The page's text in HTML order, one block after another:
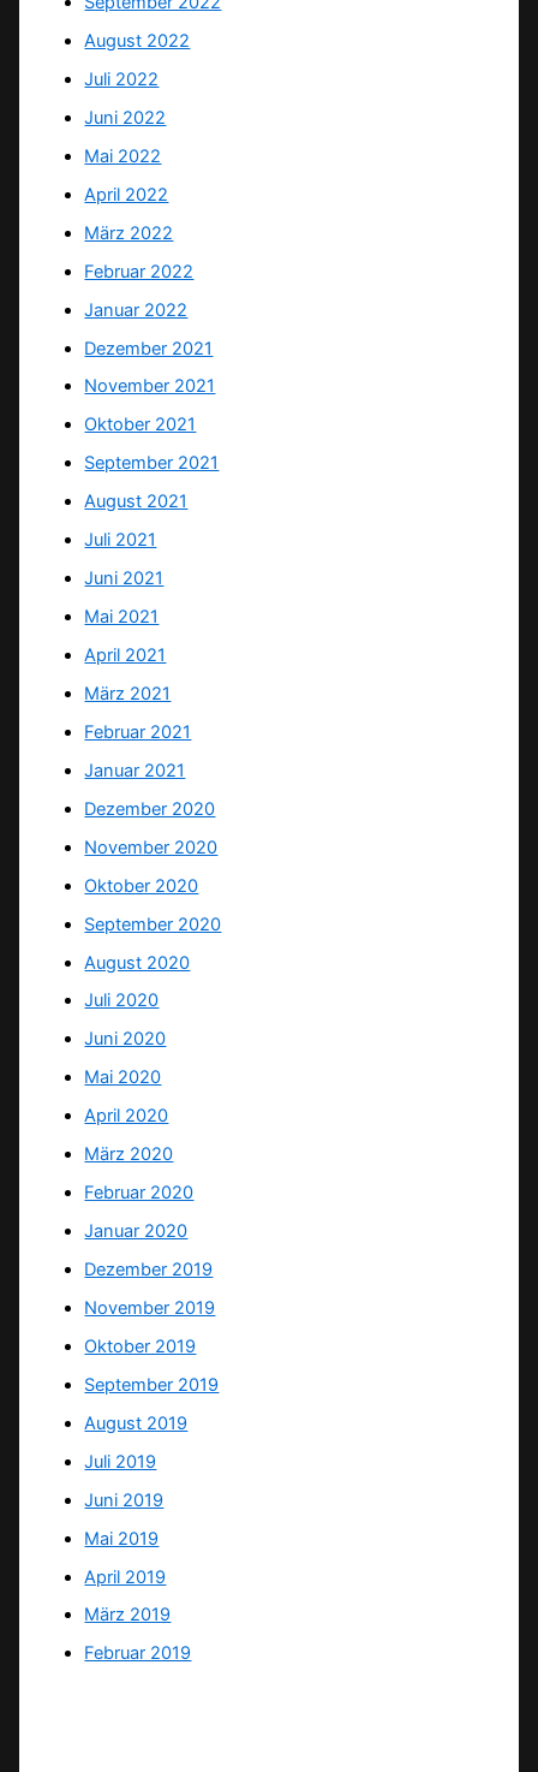
August 2022
Juli 2022
Juni 2022
Mai 2022
April 2022
März 2022
Februar 2022
Januar 2022
Dezember 2021
November 2021
Oktober 2021
September 2021
August 2021
Juli 2021
Juni 2021
Mai 2021
April 2021
März 2021
Februar 2021
Januar 2021
Dezember 2020
November 2020
Oktober 2020
September 2020
August 2020
Juli 2020
Juni 2020
Mai 2020
April 2020
März 2020
Februar 2020
Januar 2020
Dezember 2019
November 2019
Oktober 2019
September 2019
August 2019
Juli 2019
Juni 2019
Mai 2019
April 2019
März 2019
Februar 2019